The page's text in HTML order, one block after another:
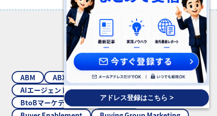
Category list
ABM ABX Account Intelligence
AI
AIエージェント
BtoBmarketing
BtoBマーケティング
BtoB広告
アドレス登録はこちら >